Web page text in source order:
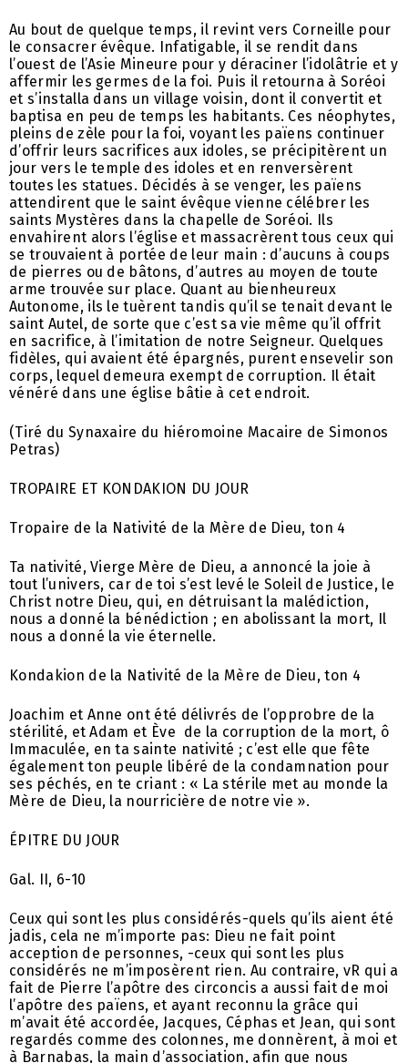
Au bout de quelque temps, il revint vers Corneille pour
le consacrer évêque. Infatigable, il se rendit dans
l’ouest de l’Asie Mineure pour y déraciner l’idolâtrie et y
affermir les germes de la foi. Puis il retourna à Soréoi
et s’installa dans un village voisin, dont il convertit et
baptisa en peu de temps les habitants. Ces néophytes,
pleins de zèle pour la foi, voyant les païens continuer
d’offrir leurs sacrifices aux idoles, se précipitèrent un
jour vers le temple des idoles et en renversèrent
toutes les statues. Décidés à se venger, les païens
attendirent que le saint évêque vienne célébrer les
saints Mystères dans la chapelle de Soréoi. Ils
envahirent alors l’église et massacrèrent tous ceux qui
se trouvaient à portée de leur main : d’aucuns à coups
de pierres ou de bâtons, d’autres au moyen de toute
arme trouvée sur place. Quant au bienheureux
Autonome, ils le tuèrent tandis qu’il se tenait devant le
saint Autel, de sorte que c’est sa vie même qu’il offrit
en sacrifice, à l’imitation de notre Seigneur. Quelques
fidèles, qui avaient été épargnés, purent ensevelir son
corps, lequel demeura exempt de corruption. Il était
vénéré dans une église bâtie à cet endroit.
(Tiré du Synaxaire du hiéromoine Macaire de Simonos
Petras)
TROPAIRE ET KONDAKION DU JOUR
Tropaire de la Nativité de la Mère de Dieu, ton 4
Ta nativité, Vierge Mère de Dieu, a annoncé la joie à
tout l’univers, car de toi s’est levé le Soleil de Justice, le
Christ notre Dieu, qui, en détruisant la malédiction,
nous a donné la bénédiction ; en abolissant la mort, Il
nous a donné la vie éternelle.
Kondakion de la Nativité de la Mère de Dieu, ton 4
Joachim et Anne ont été délivrés de l’opprobre de la
stérilité, et Adam et Ève de la corruption de la mort, ô
Immaculée, en ta sainte nativité ; c’est elle que fête
également ton peuple libéré de la condamnation pour
ses péchés, en te criant : « La stérile met au monde la
Mère de Dieu, la nourricière de notre vie ».
ÉPITRE DU JOUR
Gal. II, 6-10
Ceux qui sont les plus considérés-quels qu’ils aient été
jadis, cela ne m’importe pas: Dieu ne fait point
acception de personnes, -ceux qui sont les plus
considérés ne m’imposèrent rien. Au contraire, vR qui a
fait de Pierre l’apôtre des circoncis a aussi fait de moi
l’apôtre des païens, et ayant reconnu la grâce qui
m’avait été accordée, Jacques, Céphas et Jean, qui sont
regardés comme des colonnes, me donnèrent, à moi et
à Barnabas, la main d’association, afin que nous